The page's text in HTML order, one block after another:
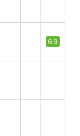
6.9